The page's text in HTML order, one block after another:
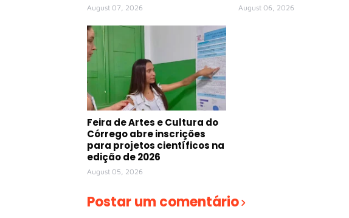
August 07, 2026 August 06, 2026
Feira de Artes e Cultura do
Córrego abre inscrições
para projetos científicos na
edição de 2026
August 05, 2026
Postar um comentário